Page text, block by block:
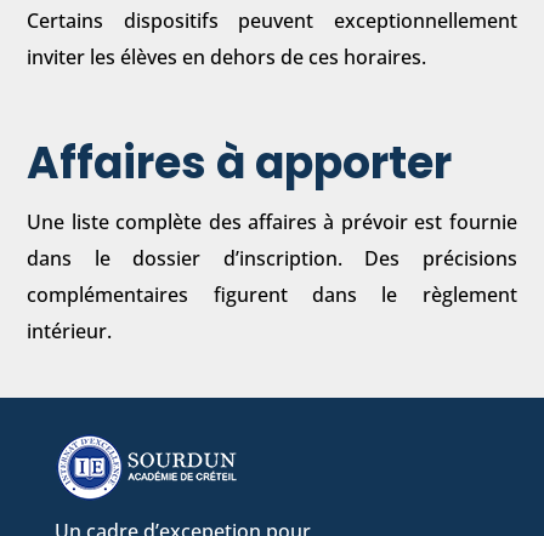
Certains dispositifs peuvent exceptionnellement
inviter les élèves en dehors de ces horaires.
Affaires à apporter
Une liste complète des affaires à prévoir est fournie
dans le dossier d’inscription. Des précisions
complémentaires figurent dans le règlement
intérieur.